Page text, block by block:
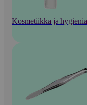
Kosmetiikka ja hygienia